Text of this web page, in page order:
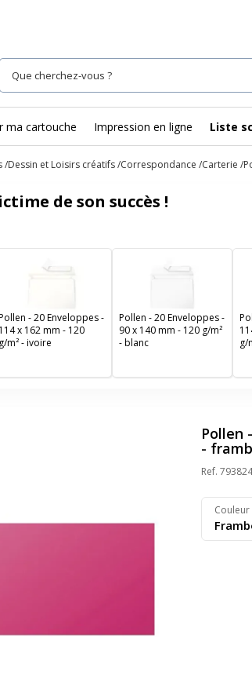
ma cartouche Impression en ligne Liste
Dessin et Loisirs créatifs Correspondance Carterie
de son succès !
- 20 Enveloppes -
114 x 162 mm - 120
g/m² - ivoire
Pollen - 20 Enveloppes -
90 x 140 mm - 120 g/m²
- blanc
g/
Pollen
-
Ref.